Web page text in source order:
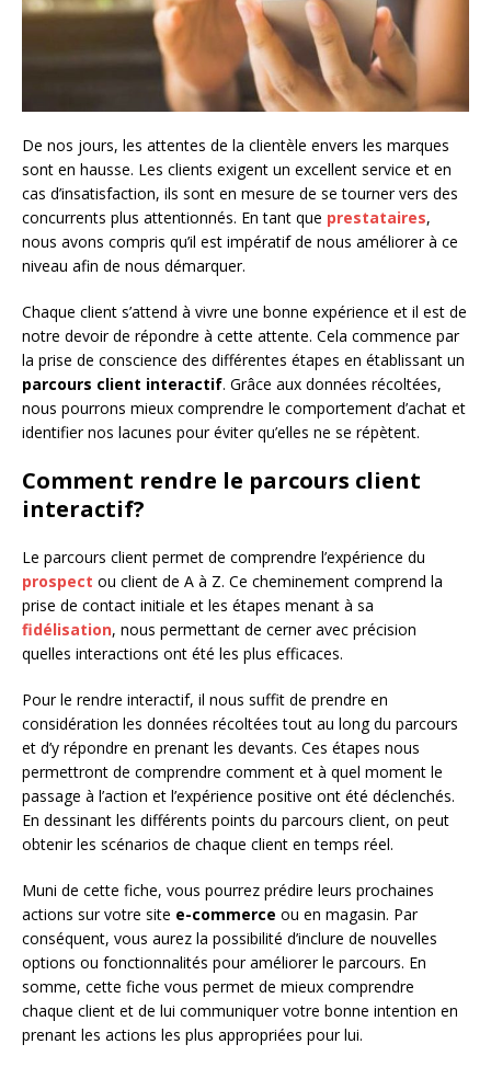
De nos jours, les attentes de la clientèle envers les marques
sont en hausse. Les clients exigent un excellent service et en
cas d’insatisfaction, ils sont en mesure de se tourner vers des
concurrents plus attentionnés. En tant que prestataires,
nous avons compris qu’il est impératif de nous améliorer à ce
niveau afin de nous démarquer.
Chaque client s’attend à vivre une bonne expérience et il est de
notre devoir de répondre à cette attente. Cela commence par
la prise de conscience des différentes étapes en établissant un
parcours client interactif. Grâce aux données récoltées,
nous pourrons mieux comprendre le comportement d’achat et
identifier nos lacunes pour éviter qu’elles ne se répètent.
Comment rendre le parcours client
interactif?
Le parcours client permet de comprendre l’expérience du
prospect ou client de A à Z. Ce cheminement comprend la
prise de contact initiale et les étapes menant à sa
fidélisation, nous permettant de cerner avec précision
quelles interactions ont été les plus efficaces.
Pour le rendre interactif, il nous suffit de prendre en
considération les données récoltées tout au long du parcours
et d’y répondre en prenant les devants. Ces étapes nous
permettront de comprendre comment et à quel moment le
passage à l’action et l’expérience positive ont été déclenchés.
En dessinant les différents points du parcours client, on peut
obtenir les scénarios de chaque client en temps réel.
Muni de cette fiche, vous pourrez prédire leurs prochaines
actions sur votre site e-commerce ou en magasin. Par
conséquent, vous aurez la possibilité d’inclure de nouvelles
options ou fonctionnalités pour améliorer le parcours. En
somme, cette fiche vous permet de mieux comprendre
chaque client et de lui communiquer votre bonne intention en
prenant les actions les plus appropriées pour lui.